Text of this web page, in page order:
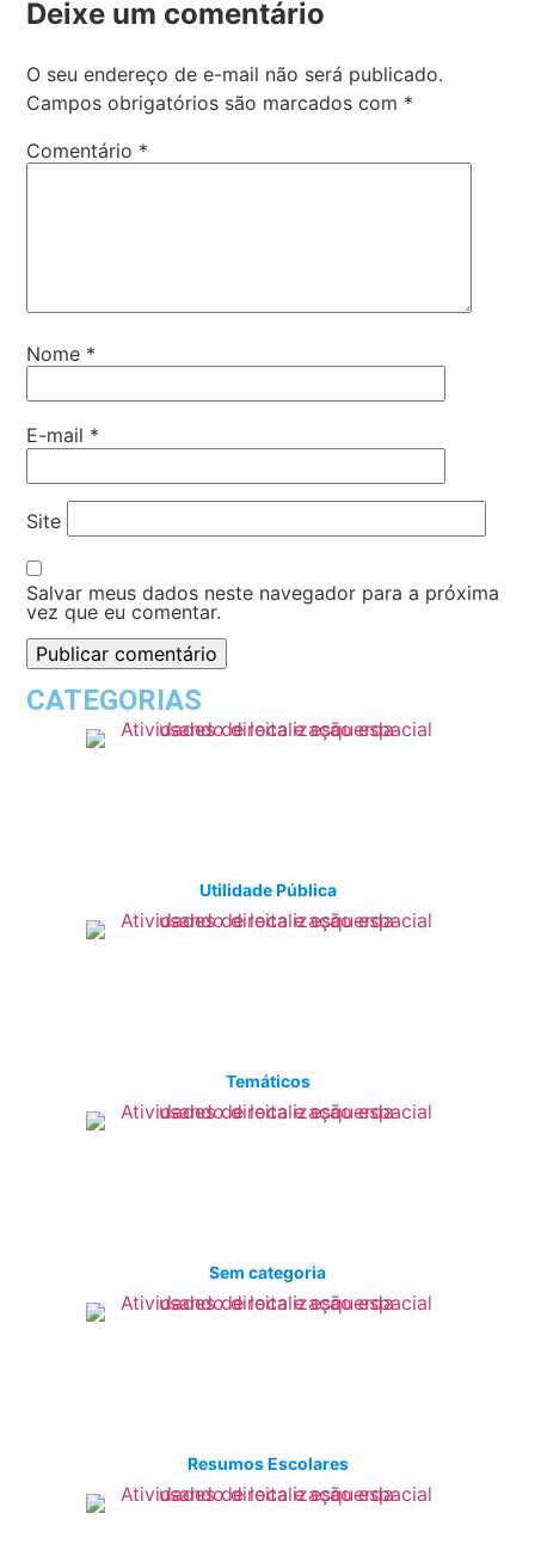
Deixe um comentário
O seu endereço de e-mail não será publicado.
Campos obrigatórios são marcados com *
Comentário *
Nome *
E-mail *
Site
Salvar meus dados neste navegador para a próxima
vez que eu comentar.
CATEGORIAS
Utilidade Pública
Temáticos
Sem categoria
Resumos Escolares